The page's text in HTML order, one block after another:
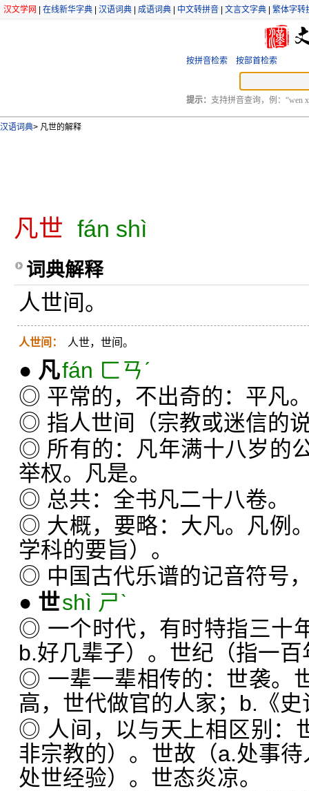
汉文学网 在线新华字典 汉语词典 成语词典 中文转拼音 文言文字典 繁体字转
按拼音检索 按部首检索
提示： 支持拼音查询，例：“wen
汉语词典> 凡世的解释
凡世 fán shì
词典解释
人世间。
人世间： 人世，世间。
● 凡fán ㄈㄢˊ
◎ 平常的，不出奇的：平凡
◎ 指人世间（宗教或迷信的
◎ 所有的：凡年满十八岁的
举权。凡是。
◎ 总共：全书凡二十八卷。
◎ 大概，要略：大凡。凡例
学科的要旨）。
◎ 中国古代乐谱的记音符号
● 世shì ㄕˋ
◎ 一个时代，有时特指三十
b.好几辈子）。世纪（指一
◎ 一辈一辈相传的：世袭。
高，世代做官的人家；b.《
◎ 人间，以与天上相区别：
非宗教的）。世故（a.处事待
处世经验）。世态炎凉。